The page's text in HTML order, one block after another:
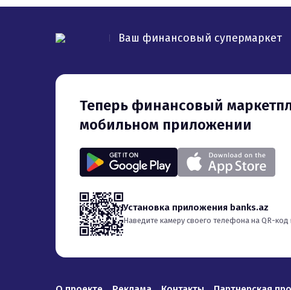
Ваш финансовый супермаркет
Теперь финансовый маркетплейс banks.az и в
мобильном приложении
Установка приложения banks.az
Наведите камеру своего телефона на QR-код